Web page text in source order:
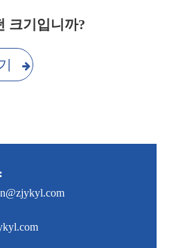
크기입니까?